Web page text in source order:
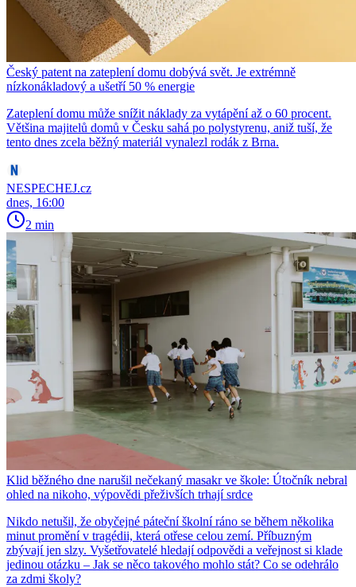
Český patent na zateplení domu dobývá svět. Je extrémně
nízkonákladový a ušetří 50 % energie
Zateplení domu může snížit náklady za vytápění až o 60 procent.
Většina majitelů domů v Česku sahá po polystyrenu, aniž tuší, že
tento dnes zcela běžný materiál vynalezl rodák z Brna.
NESPECHEJ.cz
dnes, 16:00
2 min
Klid běžného dne narušil nečekaný masakr ve škole: Útočník nebral
ohled na nikoho, výpovědi přeživších trhají srdce
Nikdo netušil, že obyčejné páteční školní ráno se během několika
minut promění v tragédii, která otřese celou zemí. Příbuzným
zbývají jen slzy. Vyšetřovatelé hledají odpovědi a veřejnost si klade
jedinou otázku – Jak se něco takového mohlo stát? Co se odehrálo
za zdmi školy?